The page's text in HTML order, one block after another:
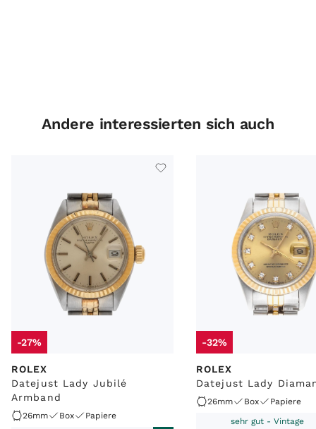
Andere interessierten sich auch
-27%
ROLEX
Datejust Lady Jubilé
Armband
26mm Box
Papiere
-32%
ROLEX
Datejust Lady
26mm Box
Papiere
sehr gut - Vintage